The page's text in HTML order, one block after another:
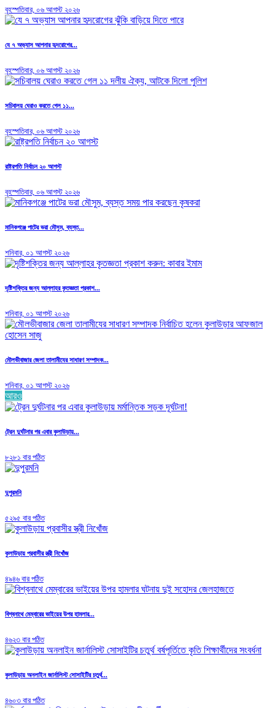
বৃহস্পতিবার, ০৬ আগস্ট ২০২৬
যে ৭ অভ্যাস আপনার হৃদরোগের...
বৃহস্পতিবার, ০৬ আগস্ট ২০২৬
সচিবালয় ঘেরাও করতে গেল ১১...
বৃহস্পতিবার, ০৬ আগস্ট ২০২৬
রাষ্ট্রপতি নির্বাচন ২০ আগস্ট
বৃহস্পতিবার, ০৬ আগস্ট ২০২৬
মানিকগঞ্জে পাটের ভরা মৌসুম, ব্যস্ত...
শনিবার, ০১ আগস্ট ২০২৬
দৃষ্টিশক্তির জন্য আল্লাহর কৃতজ্ঞতা প্রকাশ...
শনিবার, ০১ আগস্ট ২০২৬
মৌলভীবাজার জেলা তালামীযের সাধারণ সম্পাদক...
শনিবার, ০১ আগস্ট ২০২৬
আরও
ট্রেন দুর্ঘটনার পর এবার কুলাউড়ায়...
৮২৮১ বার পঠিত
দুপুরমনি
৫২৯৫ বার পঠিত
কুলাউড়ায় প্রবাসীর স্ত্রী নিখোঁজ
৪৯৪৬ বার পঠিত
বিশ্বনাথে মেম্বারের ভাইয়ের উপর হামলার...
৪৬২৩ বার পঠিত
কুলাউড়ায় অনলাইন জার্নালিস্ট সোসাইটির চতুর্থ...
৪৬০৩ বার পঠিত